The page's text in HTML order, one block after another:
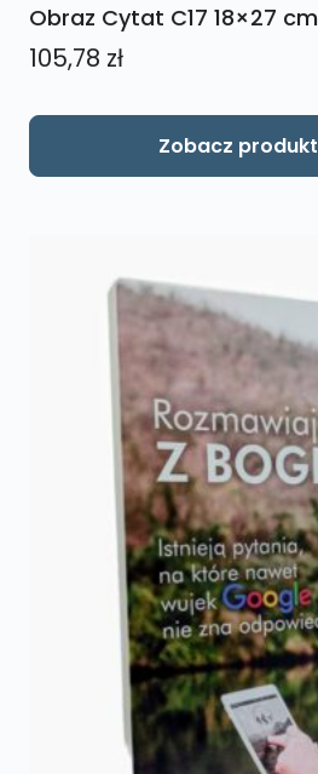
Obraz Cytat C17 18×27 cm
105,78 zł
Zobacz produkt